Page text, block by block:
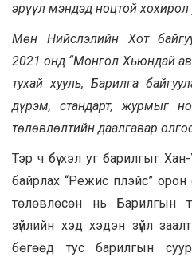
эрүүл мэндэд ноцтой хохирол
Мөн Нийслэлийн Хот
2021 онд “Монгол Хьюндай
тухай хууль, Барилга
дүрэм, стандарт, журмыг
төлөвлөлтийн даалгавар
Тэр ч бүү хэл уг барилгыг
байрлах “Режис плэйс” орон
төлөвлөсөн нь Барилгын
зүйлийн хэд хэдэн зүйл
бөгөөд тус барилгын